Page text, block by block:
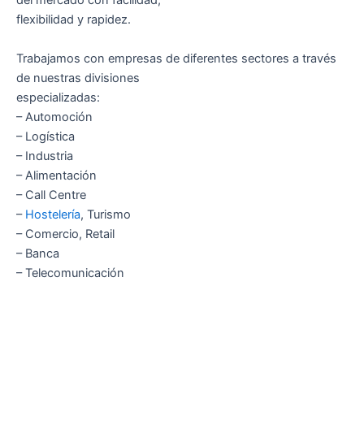
flexibilidad y rapidez.
Trabajamos con empresas de diferentes sectores a través
de nuestras divisiones
especializadas:
– Automoción
– Logística
– Industria
– Alimentación
– Call Centre
– Hostelería, Turismo
– Comercio, Retail
– Banca
– Telecomunicación